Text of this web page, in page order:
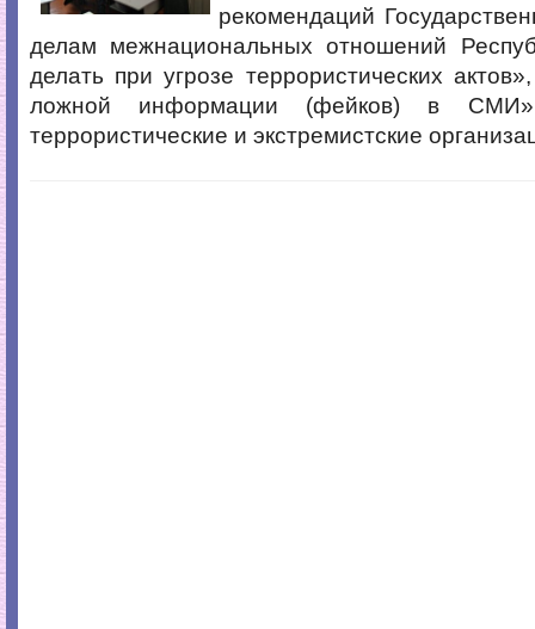
рекомендаций
делам межнациональных отношений
делать при угрозе террористических
ложной информации (фейков) в
террористические и экстремистские